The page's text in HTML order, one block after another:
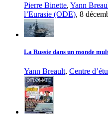
Pierre Binette, Yann
l’Eurasie (ODE), 8
La Russie dans un monde
Yann Breault, Centre